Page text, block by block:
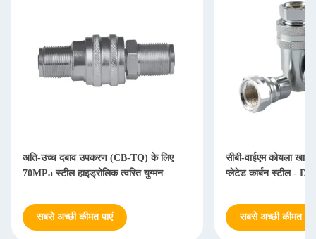
अति-उच्च दबाव उपकरण (CB-TQ) के लिए
70MPa स्टील हाइड्रोलिक त्वरित युग्मन
सबसे अच्छी कीमत पाएं
सीबी-वाईएम कोयला खान
प्लेटेड कार्बन स्टील -
सबसे अच्छी कीमत पाएं